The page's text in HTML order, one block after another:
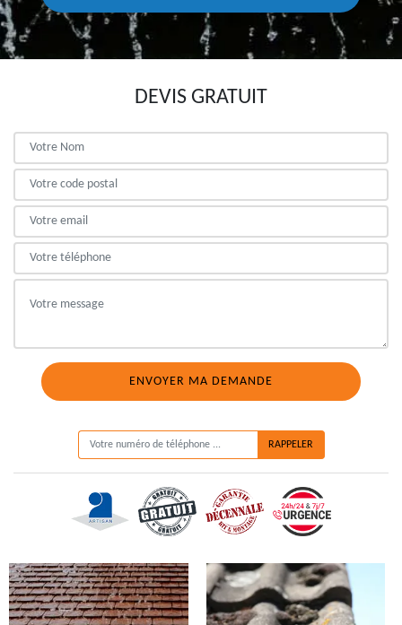
DEVIS GRATUIT